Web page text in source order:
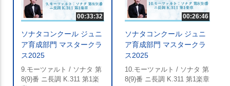
00:33:32
ソナタコンクール ジュニ
ア育成部門 マスタークラ
ス2025
9.モーツァルト / ソナタ 第
8(9)番 ニ長調 K.311 第1楽
00:26:46
ソナタコンクール ジュニ
ア育成部門 マスタークラ
ス2025
10.モーツァルト / ソナタ 第
8(9)番 ニ長調 K.311 第1楽章